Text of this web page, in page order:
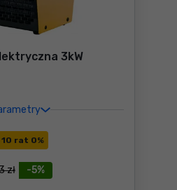
3kW
10 rat 0%
-5%
zł